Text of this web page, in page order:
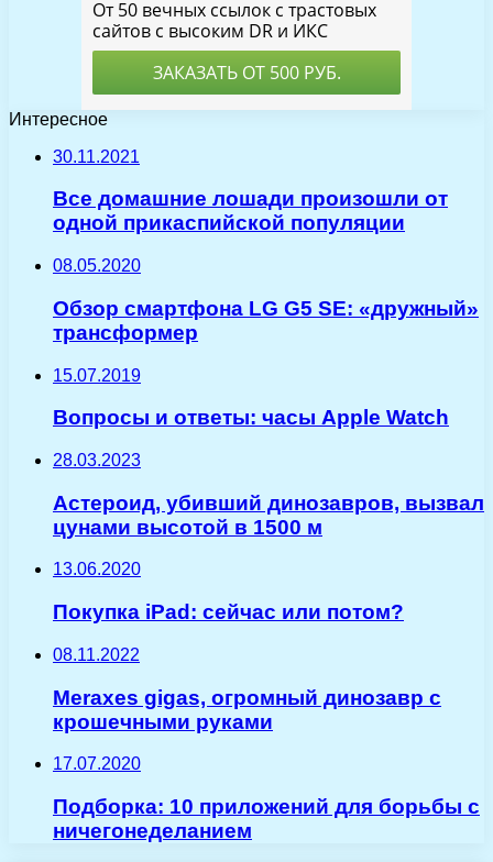
Интересное
30.11.2021
Все домашние лошади произошли от
одной прикаспийской популяции
08.05.2020
Обзор смартфона LG G5 SE: «дружный»
трансформер
15.07.2019
Вопросы и ответы: часы Apple Watch
28.03.2023
Астероид, убивший динозавров, вызвал
цунами высотой в 1500 м
13.06.2020
Покупка iPad: сейчас или потом?
08.11.2022
Meraxes gigas, огромный динозавр с
крошечными руками
17.07.2020
Подборка: 10 приложений для борьбы с
ничегонеделанием